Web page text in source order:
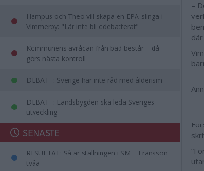
Hampus och Theo vill skapa en EPA-slinga i
Vimmerby: "Lär inte bli odebatterat"
Kommunens avrådan från bad består – då
görs nästa kontroll
DEBATT: Sverige har inte råd med ålderism
DEBATT: Landsbygden ska leda Sveriges
utveckling
SENASTE
RESULTAT: Så är ställningen i SM – Fransson
tvåa
–